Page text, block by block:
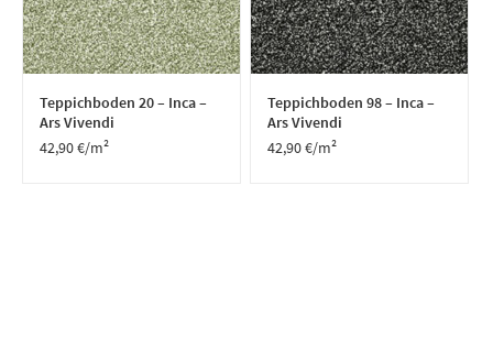
Teppichboden 20 – Inca –
Ars Vivendi
42,90€/m²
Teppichboden 98 – Inca –
Ars Vivendi
42,90€/m²